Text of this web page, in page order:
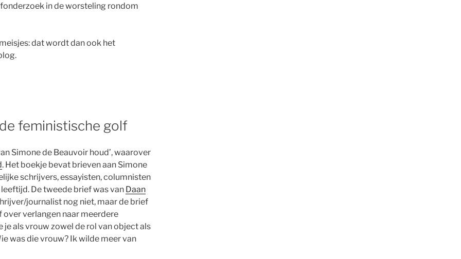
in de worsteling rondom
dat wordt dan ook het
feministische golf
Simone de Beauvoir houd’, waarover
. Het boekje bevat brieven aan Simone
schrijvers, essayisten, columnisten
De tweede brief was van Daan
journalist nog niet, maar de brief
over verlangen naar meerdere
je als vrouw zowel de rol van object als
was die vrouw? Ik wilde meer van